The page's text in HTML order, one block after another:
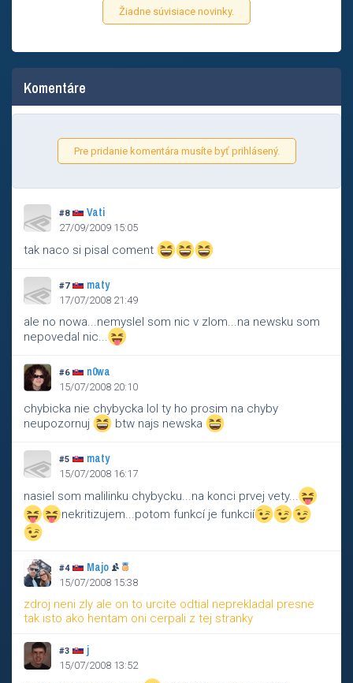
Žiadne súvisiace novinky.
Komentáre
Pre pridanie komentára musíte byť prihlásený.
#8 Vati
27/09/2009 15:05
tak naco si pisal coment
#7 maty
17/07/2008 21:49
ale no nowa...nemyslel som nic v zlom...na newsku som
nepovedal nic...
#6 n0wa
15/07/2008 20:10
chybicka nie chybycka lol ty ho prosim na chyby
neupozornuj
btw najs newska
#5 maty
15/07/2008 16:17
nasiel som malilinku chybycku...na konci prvej vety...
nekritizujem...potom funkcí je funkcií
#4 Majo
15/07/2008 15:38
zdroj neni zly ale on to urcite odtial neprekladal presne
tak isto ako hentam oni cerpali z tej stranky
#3 j
15/07/2008 13:52